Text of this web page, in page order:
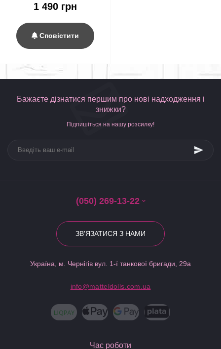
1 490 грн
Сповістити
Бажаєте дізнатися першим про нові надходження і
знижки?
Підпишіться на нашу розсилку!
(050) 269-13-22
ЗВ'ЯЗАТИСЯ З НАМИ
Україна, м. Чернігів вул. 1-ї танкової бригади, 29а
info@matteldolls.com.ua
Час роботи